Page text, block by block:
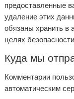
предоставленные
удаление этих
обязаны хранить в
целях
Куда мы
Комментарии
автоматическим